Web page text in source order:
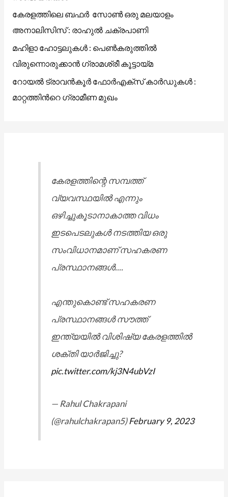
കേരളത്തിലെ ബഫർ സോൺ ഒരു മലയാളം
അനാലിസിസ് : രാഹുൽ ചക്രപാണി
മഹിളാ ഹോട്ടലുകൾ : പെൺകരുത്തിൽ
വിരുന്നൊരുക്കാൻ ഗ്രാമശ്രീ കൂട്ടായ്മ
റോയൽ ട്രാവൻകൂർ ഫോർഎക്സ് കാർഡുകൾ :
മാറ്റത്തിൻറെ ഗ്രാമീണ മുഖം
കേരളത്തിന്റെ സമ്പത്ത്
വ്യവസ്ഥയിൽ എന്നും
ഒഴിച്ചുകൂടാനാകാത്ത വിധം
ഇടപെടലുകൾ നടത്തിയ ഒരു
സംവിധാനമാണ് സഹകരണ
പ്രസ്ഥാനങ്ങൾ....
എന്തുകൊണ്ട് സഹകരണ
പ്രസ്ഥാനങ്ങൾ സൗത്ത്
ഇന്ത്യയിൽ വിശിഷ്യ കേരളത്തിൽ
ശക്തി യാർജിച്ചു?
pic.twitter.com/kj3N4ubVzI
— Rahul Chakrapani
(@rahulchakrapan5)February 9, 2023